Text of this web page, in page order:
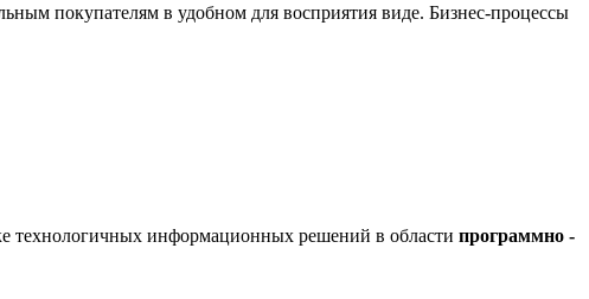
покупателям в удобном для восприятия виде. Бизнес-процессы
технологичных информационных решений в области программно -